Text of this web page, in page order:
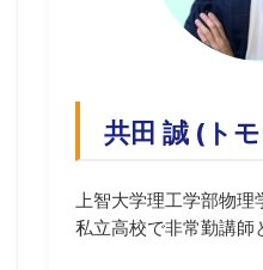
共田 誠 (ト
上智大学理工学部物理
私立高校で非常勤講師